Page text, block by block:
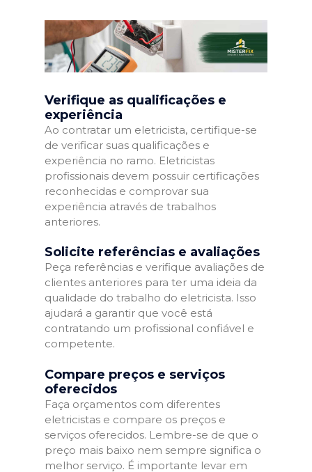
Verifique as qualificações e
experiência
Ao contratar um eletricista, certifique-se
de verificar suas qualificações e
experiência no ramo. Eletricistas
profissionais devem possuir certificações
reconhecidas e comprovar sua
experiência através de trabalhos
anteriores.
Solicite referências e avaliações
Peça referências e verifique avaliações de
clientes anteriores para ter uma ideia da
qualidade do trabalho do eletricista. Isso
ajudará a garantir que você está
contratando um profissional confiável e
competente.
Compare preços e serviços
oferecidos
Faça orçamentos com diferentes
eletricistas e compare os preços e
serviços oferecidos. Lembre-se de que o
preço mais baixo nem sempre significa o
melhor serviço. É importante levar em